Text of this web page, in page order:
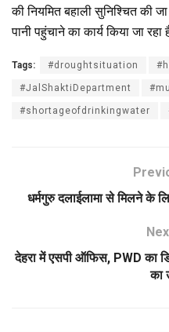
की नियमित बहाली सुनिश्चित की
पानी पहुंचाने का कार्य किया जा
Tags: #droughtsituation
#JalShaktiDepartment
#shortageofdrinkingwater
धर्मगुरु दलाईलामा से मिलने के
देहरा में एसपी ऑफिस, PWD का
का